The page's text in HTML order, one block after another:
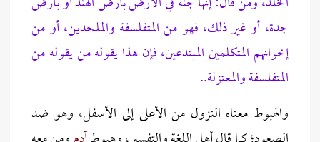
جدة، أو غير ذلك، فهو من المتفلسفة والملحدين، أو من
إخوانهم المتكلمين المبتدعين، فإن هذا يقوله من يقوله من
المتفلسفة والمعتزلة..
والهبوط معناه النزول من الأعلى إلى الأسفل، وهو ضد